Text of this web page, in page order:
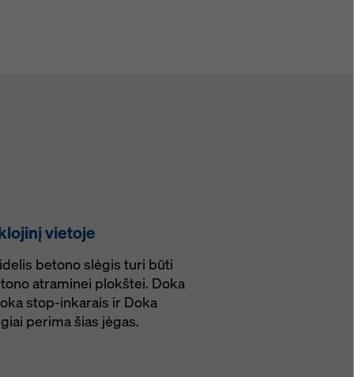
vietoje
betono slėgis turi būti
atraminei plokštei. Doka
stop-inkarais ir Doka
perima šias jėgas.